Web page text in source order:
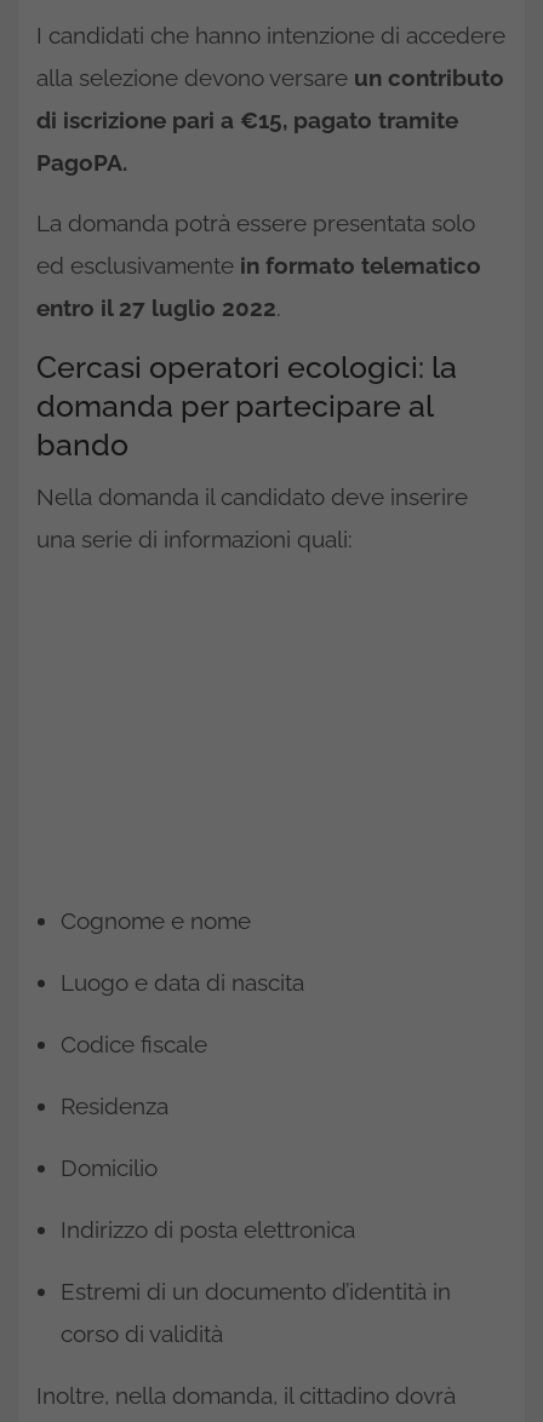
I candidati che hanno intenzione di accedere
alla selezione devono versare un contributo
di iscrizione pari a €15, pagato tramite
PagoPA.
La domanda potrà essere presentata solo
ed esclusivamente in formato telematico
entro il 27 luglio 2022.
Cercasi operatori ecologici: la
domanda per partecipare al
bando
Nella domanda il candidato deve inserire
una serie di informazioni quali:
Cognome e nome
Luogo e data di nascita
Codice fiscale
Residenza
Domicilio
Indirizzo di posta elettronica
Estremi di un documento d’identità in
corso di validità
Inoltre, nella domanda, il cittadino dovrà